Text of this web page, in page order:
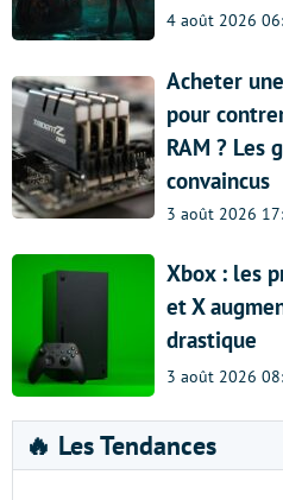
4 août 2026
Acheter
pour
RAM ? Les
convaincus
3 août 2026
Xbox : les
et X
drastique
3 août 2026
🔥 Les Tendances